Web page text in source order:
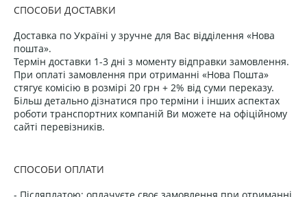
СПОСОБИ ДОСТАВКИ
Доставка по Україні у зручне для Вас відділення «Нова
пошта».
Термін доставки 1-3 дні з моменту відправки замовлення.
При оплаті замовлення при отриманні «Нова Пошта»
стягує комісію в розмірі 20 грн + 2% від суми переказу.
Більш детально дізнатися про терміни і інших аспектах
роботи транспортних компаній Ви можете на офіційному
сайті перевізників.
СПОСОБИ ОПЛАТИ
- Післяплатою: оплачуєте своє замовлення при отриманні